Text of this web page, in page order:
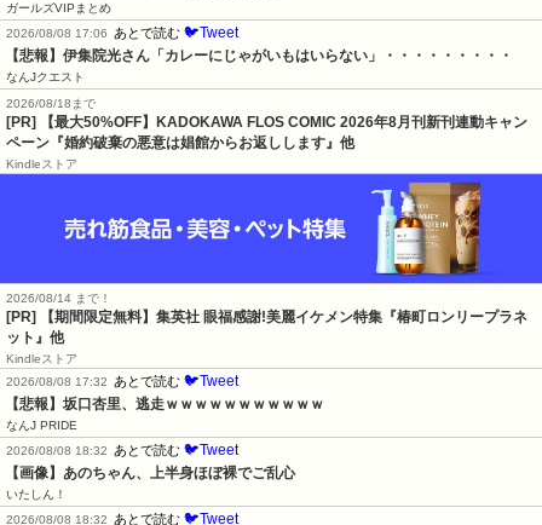
ガールズVIPまとめ
2026/08/08 17:06
あとで読む 🐦Tweet
【悲報】伊集院光さん「カレーにじゃがいもはいらない」・・・・・・・・・
なんJクエスト
2026/08/18まで
[PR] 【最大50%OFF】KADOKAWA FLOS COMIC 2026年8月刊新刊連動キャン
ペーン『婚約破棄の悪意は娼館からお返しします』他
Kindleストア
2026/08/14 まで！
[PR] 【期間限定無料】集英社 眼福感謝!美麗イケメン特集『椿町ロンリープラネ
ット』他
Kindleストア
2026/08/08 17:32
あとで読む 🐦Tweet
【悲報】坂口杏里、逃走ｗｗｗｗｗｗｗｗｗｗｗ
なんJ PRIDE
2026/08/08 18:32
あとで読む 🐦Tweet
【画像】あのちゃん、上半身ほぼ裸でご乱心
いたしん！
2026/08/08 18:32
あとで読む 🐦Tweet